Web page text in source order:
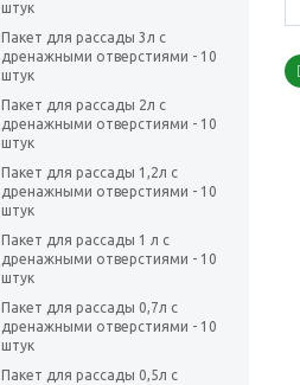
штук
Пакет для рассады 3л с
дренажными отверстиями - 10
штук
Пакет для рассады 2л с
дренажными отверстиями - 10
штук
Пакет для рассады 1,2л с
дренажными отверстиями - 10
штук
Пакет для рассады 1 л с
дренажными отверстиями - 10
штук
Пакет для рассады 0,7л с
дренажными отверстиями - 10
штук
Пакет для рассады 0,5л с